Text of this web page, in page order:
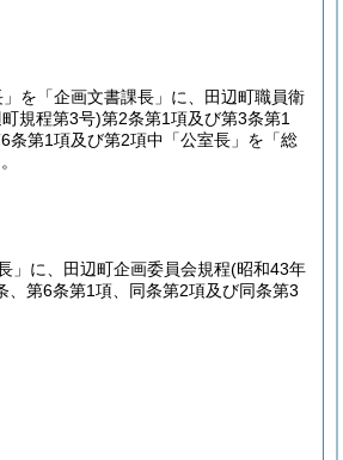
を「企画文書課長」に、田辺町職員衛
規程第3号)第2条第1項及び第3条第1
条第1項及び第2項中「公室長」を「総
」に、田辺町企画委員会規程(昭和43年
、第6条第1項、同条第2項及び同条第3